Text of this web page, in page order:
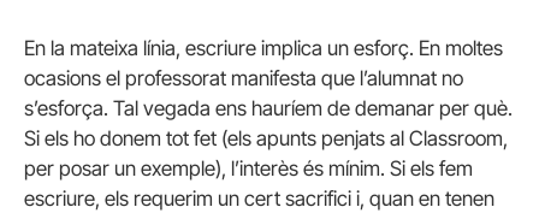
En la mateixa línia, escriure implica un esforç. En moltes
ocasions el professorat manifesta que l’alumnat no
s’esforça. Tal vegada ens hauríem de demanar per què.
Si els ho donem tot fet (els apunts penjats al Classroom,
per posar un exemple), l’interès és mínim. Si els fem
escriure, els requerim un cert sacrifici i, quan en tenen